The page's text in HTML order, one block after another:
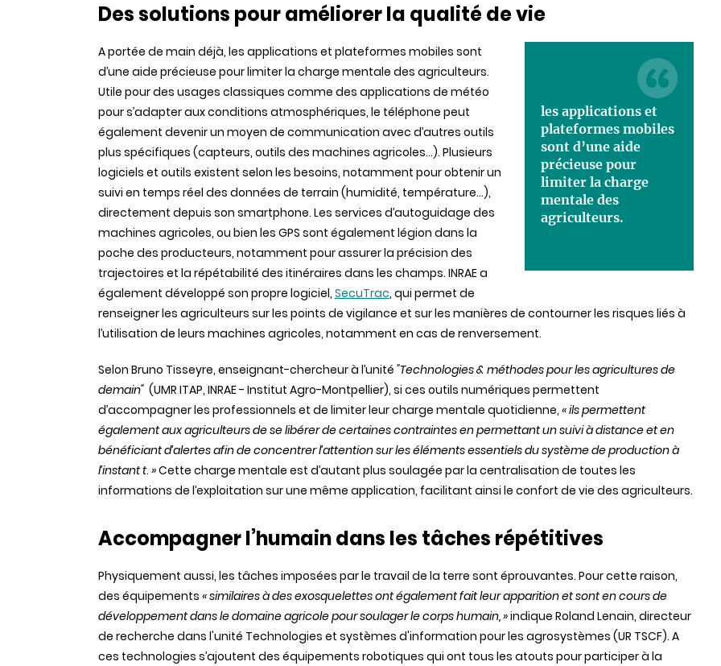
Des solutions pour améliorer la qualité de vie
les applications et
plateformes mobiles
sont d’une aide
précieuse pour
limiter la charge
mentale des
agriculteurs.
A portée de main déjà, les applications et plateformes mobiles sont
d’une aide précieuse pour limiter la charge mentale des agriculteurs.
Utile pour des usages classiques comme des applications de météo
pour s’adapter aux conditions atmosphériques, le téléphone peut
également devenir un moyen de communication avec d’autres outils
plus spécifiques (capteurs, outils des machines agricoles...). Plusieurs
logiciels et outils existent selon les besoins, notamment pour obtenir un
suivi en temps réel des données de terrain (humidité, température...),
directement depuis son smartphone. Les services d’autoguidage des
machines agricoles, ou bien les GPS sont également légion dans la
poche des producteurs, notamment pour assurer la précision des
trajectoires et la répétabilité des itinéraires dans les champs. INRAE a
également développé son propre logiciel, SecuTrac, qui permet de
renseigner les agriculteurs sur les points de vigilance et sur les manières de contourner les risques liés à
l’utilisation de leurs machines agricoles, notamment en cas de renversement.
Selon Bruno Tisseyre, enseignant-chercheur à l’unité "Technologies & méthodes pour les agricultures de
demain" (UMR ITAP, INRAE - Institut Agro-Montpellier), si ces outils numériques permettent
d’accompagner les professionnels et de limiter leur charge mentale quotidienne, « ils permettent
également aux agriculteurs de se libérer de certaines contraintes en permettant un suivi à distance et en
bénéficiant d’alertes afin de concentrer l’attention sur les éléments essentiels du système de production à
l’instant t. »Cette charge mentale est d’autant plus soulagée par la centralisation de toutes les
informations de l’exploitation sur une même application, facilitant ainsi le confort de vie des agriculteurs.
Accompagner l’humain dans les tâches répétitives
Physiquement aussi, les tâches imposées par le travail de la terre sont éprouvantes. Pour cette raison,
des équipements « similaires à des exosquelettes ont également fait leur apparition et sont en cours de
développement dans le domaine agricole pour soulager le corps humain, »indique Roland Lenain, directeur
de recherche dans l'unité Technologies et systèmes d'information pour les agrosystèmes (UR TSCF). A
ces technologies s’ajoutent des équipements robotiques qui ont tous les atouts pour participer à la